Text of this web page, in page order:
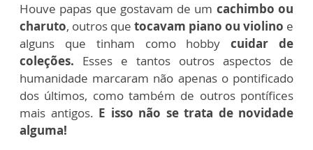
Houve papas que gostavam de um cachimbo ou
charuto, outros que tocavam piano ou violino e
alguns que tinham como hobbycuidar de
coleções. Esses e tantos outros aspectos de
humanidade marcaram não apenas o pontificado
dos últimos, como também de outros pontífices
mais antigos. E isso não se trata de novidade
alguma!